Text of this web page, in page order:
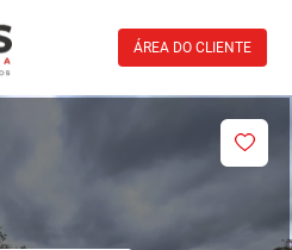
ÁREA DO CLIENTE